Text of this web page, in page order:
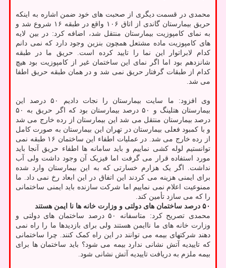
محمدی در قسمت دیگری از صحبت های خود ضمن اشاره به اینکه
حریق بیمارستان گاندی از اتاق ۱۰۶ واقع در طبقه ۱۶ شروع شد و
به نمای کامپوزیت بیمارستان منتقل شد، اضافه کرد: در بین لایه
های کامپوزیت ماده مشتعل همچون بنزین وجود دارد که نمی دانم
کدام لابراتوار این نما را تایید کرده است. حریق ما در طبقه
شانزدهم بود اما اگر نمای این ساختمان غیر از کامپوزیت بود هیچ
کدام از طبقات گرفتار حریق نمی شد و در همان طبقه حریق اطفا
می شد.
وی افزود: ما سایت بیمارستان را نجات دادیم ۵۰ درصد این
بیمارستان هتلینگ و ۵۰ درصد بیمارستان بود که اگر حریق به ۵۰
درصد بیمارستان منتقل می شد این بیمارستان از رده خارج می شد
و با کمبود فعلی بیمارستان در تهران این بیمارستان به صورت کامل
از رده خارج می شد. در عملیات اطفاء این ساختمان ۱۶ طبقه نمی
توانستیم لوله کشی نماییم و باید سامانه ها اطفاء حریق آنجا باید
مورد استفاده قرار می گرفت اما فیزیک آن وجود داشت ولی آب
نداشت. اگر یک هزارم خسارتی که به این بیمارستان وارد شده
برای ایمنی هزینه می کردند این اتفاق در این ابعاد رخ نمی داد. ما
ممنوعیت اعلام نمی نماییم اما شرکت سازنده باید ایمنی ساختمانی
را که می سازد تأمین کند.
۵۰ درصد ساختمان های دولتی و وزارت خانه ها نا ایمن هستند
محمدی تصریح کرد: متاسفانه ۵۰ درصد ساختمان های دولتی و
وزارت خانه های ما ناایمن هستند ولی برای بازدیدها ما را راه نمی
دهند شرکتهای بیمه می توانند در این راه کمک کنند. چرا ساختمانی
که تاییدیه آتش نشانی ندارد بیمه می شود؟ باید ساختمان ها برای
بیمه ملزم به دریافت تاییدیه آتش نشانی شود.